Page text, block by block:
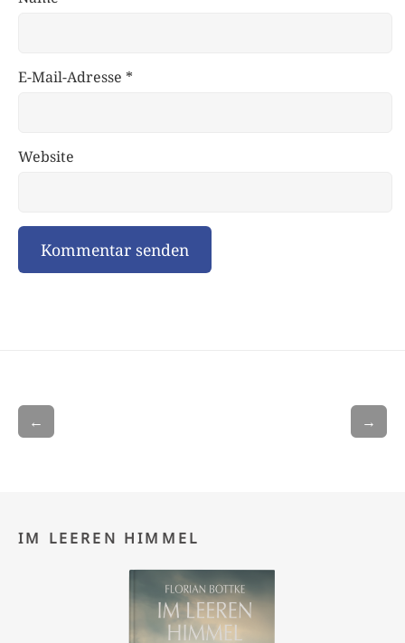
E-Mail-Adresse *
Website
← →
IM LEEREN HIMMEL